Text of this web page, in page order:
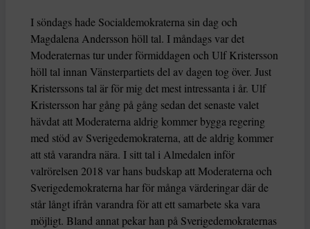
I söndags hade Socialdemokraterna sin dag och
Magdalena Andersson höll tal. I måndags var det
Moderaternas tur under förmiddagen och Ulf Kristersson
höll tal innan Vänsterpartiets del av dagen tog över. Just
Kristerssons tal är för mig det mest intressanta i år. Ulf
Kristersson har gång på gång sedan det senaste valet
hävdat att Moderaterna aldrig kommer bygga regering
med stöd av Sverigedemokraterna, att de aldrig kommer
att stå varandra nära. I sitt tal i Almedalen inför
valrörelsen 2018 var hans budskap att Moderaterna och
Sverigedemokraterna har för många värderingar där de
står långt ifrån varandra för att ett samarbete ska vara
möjligt. Bland annat pekar han på Sverigedemokraternas